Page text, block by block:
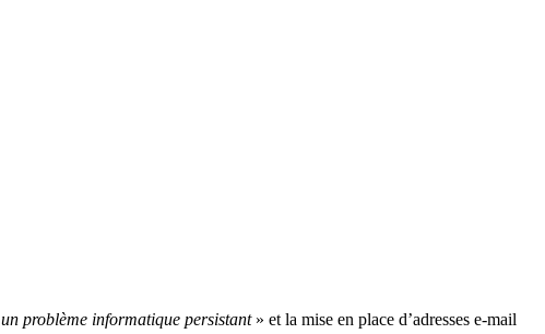
un problème informatique persistant» et la mise en place d’adresses e-mail